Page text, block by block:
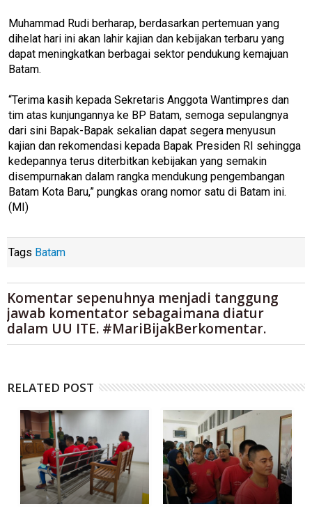
Muhammad Rudi berharap, berdasarkan pertemuan yang
dihelat hari ini akan lahir kajian dan kebijakan terbaru yang
dapat meningkatkan berbagai sektor pendukung kemajuan
Batam.
“Terima kasih kepada Sekretaris Anggota Wantimpres dan
tim atas kunjungannya ke BP Batam, semoga sepulangnya
dari sini Bapak-Bapak sekalian dapat segera menyusun
kajian dan rekomendasi kepada Bapak Presiden RI sehingga
kedepannya terus diterbitkan kebijakan yang semakin
disempurnakan dalam rangka mendukung pengembangan
Batam Kota Baru,” pungkas orang nomor satu di Batam ini.
(MI)
Tags Batam
Komentar sepenuhnya menjadi tanggung
jawab komentator sebagaimana diatur
dalam UU ITE. #MariBijakBerkomentar.
RELATED POST